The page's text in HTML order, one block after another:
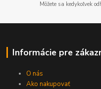
Môžete sa kedykoľvek
Informácie pre
O nás
Ako nakupovať